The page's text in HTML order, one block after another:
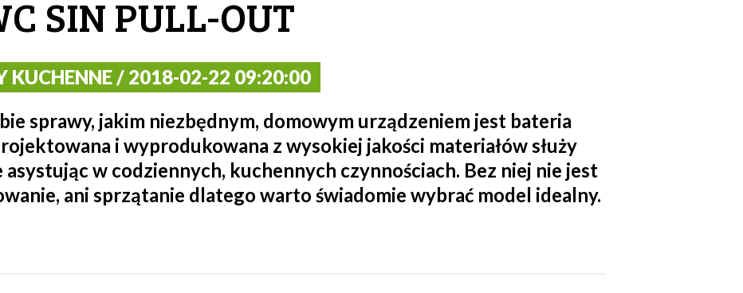
SIN PULL-OUT
KUCHENNE / 2018-02-22 09:20:00
sprawy, jakim niezbędnym, domowym urządzeniem jest bateria
i wyprodukowana z wysokiej jakości materiałów służy
w codziennych, kuchennych czynnościach. Bez niej nie jest
ani sprzątanie dlatego warto świadomie wybrać model idealny.